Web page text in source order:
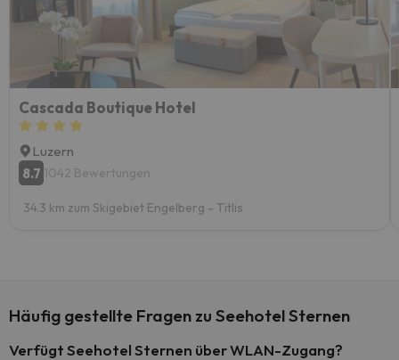
Cascada Boutique Hotel
Luzern
8.7 1042 Bewertungen
34.3 km zum Skigebiet Engelberg - Titlis
Häufig gestellte Fragen zu Seehotel Sternen
Verfügt Seehotel Sternen über WLAN-Zugang?